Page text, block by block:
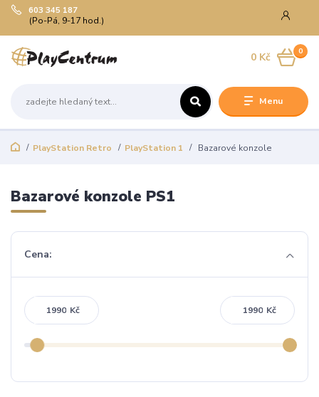
Menu
603 345 187
(Po-Pá, 9-17 hod.)
0
0 Kč
PlayStation Retro PlayStation 1 Bazarové konzole
Bazarové konzole PS1
Cena:
Kč Kč